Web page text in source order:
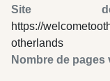
Site
https://
otherlands
Nombre de pages